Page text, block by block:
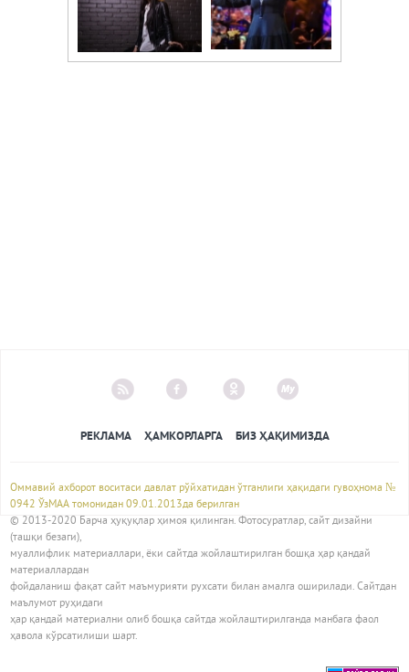
РЕКЛАМА ҲАМКОРЛАРГА БИЗ ҲАҚИМИЗДА
Оммавий ахборот воситаси давлат рўйхатидан ўтганлиги ҳақидаги гувоҳнома №
0942 ЎзМАА томонидан 09.01.2013да берилган
© 2013-2020 Барча ҳуқуқлар ҳимоя қилинган. Фотосуратлар, сайт дизайни
(ташқи безаги),
муаллифлик материаллари, ёки сайтда жойлаштирилган бошқа ҳар қандай
материаллардан
фойдаланиш фақат сайт маъмурияти рухсати билан амалга оширилади. Сайтдан
маълумот руҳидаги
ҳар қандай материални олиб бошқа сайтда жойлаштирилганда манбага фаол
ҳавола кўрсатилиши шарт.